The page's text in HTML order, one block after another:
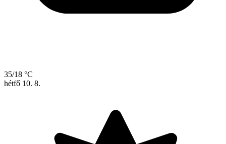
35/18 °C
hétfő 10. 8.